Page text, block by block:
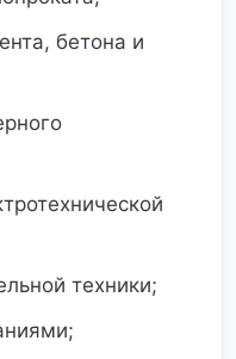
бетона и
техники;